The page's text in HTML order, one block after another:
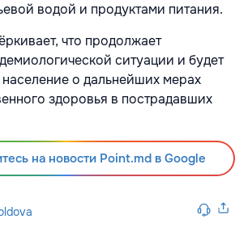
водой и продуктами питания.
что продолжает
ситуации и будет
о дальнейших мерах
здоровья в пострадавших
на новости Point.md в Google